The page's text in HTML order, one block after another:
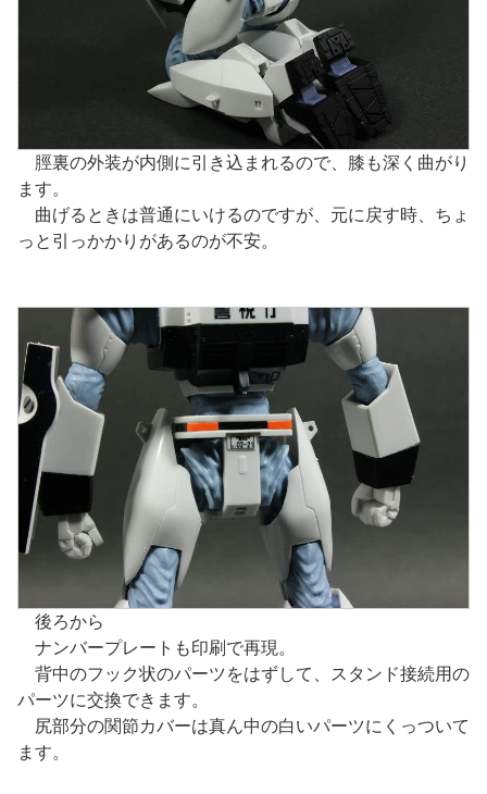
脛裏の外装が内側に引き込まれるので、膝も深く曲がり
ます。
曲げるときは普通にいけるのですが、元に戻す時、ちょ
っと引っかかりがあるのが不安。
後ろから
ナンバープレートも印刷で再現。
背中のフック状のパーツをはずして、スタンド接続用の
パーツに交換できます。
尻部分の関節カバーは真ん中の白いパーツにくっついて
ます。